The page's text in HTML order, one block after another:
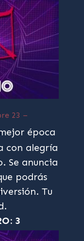
23 –
época
con alegría
Se anuncia
podrás
Tu
3